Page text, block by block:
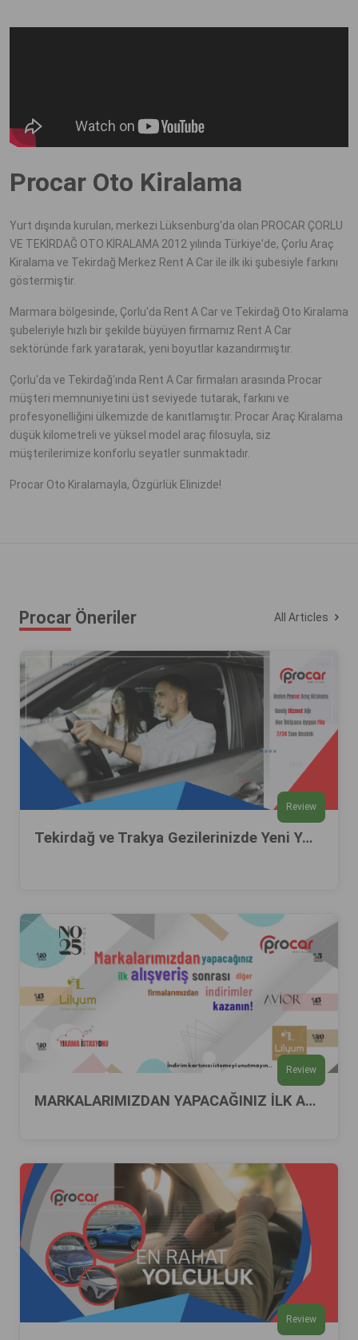
Procar Oto Kiralama
Yurt dışında kurulan, merkezi Lüksenburg'da olan PROCAR ÇORLU
VE TEKİRDAĞ OTO KİRALAMA 2012 yılında Türkiye'de, Çorlu Araç
Kiralama ve Tekirdağ Merkez Rent A Car ile ilk iki şubesiyle farkını
göstermiştir.
Marmara bölgesinde, Çorlu'da Rent A Car ve Tekirdağ Oto Kiralama
şubeleriyle hızlı bir şekilde büyüyen firmamız Rent A Car
sektöründe fark yaratarak, yeni boyutlar kazandırmıştır.
Çorlu'da ve Tekirdağ'ında Rent A Car firmaları arasında Procar
müşteri memnuniyetini üst seviyede tutarak, farkını ve
profesyonelliğini ülkemizde de kanıtlamıştır. Procar Araç Kiralama
düşük kilometreli ve yüksel model araç filosuyla, siz
müşterilerimize konforlu seyatler sunmaktadır.
Procar Oto Kiralamayla, Özgürlük Elinizde!
Procar Öneriler All Articles
Review
Tekirdağ ve Trakya Gezilerinizde Yeni Yol Arkadaşınız: Procar Rent A Car
Review
MARKALARIMIZDAN YAPACAĞINIZ İLK ALIŞVERİŞ SONRASI DİĞER FİRMALARIMIZDAN %20’YE VARAN İNDİRİMLER KAZANIN….
Review